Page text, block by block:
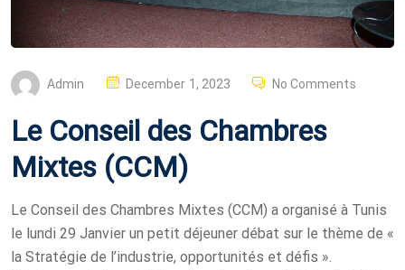
Admin
P
S
E
December 1, 2023 No Comments
Le Conseil des Chambres
Mixtes (CCM)
Le Conseil des Chambres Mixtes (CCM) a organisé à Tunis
le lundi 29 Janvier un petit déjeuner débat sur le thème de «
la Stratégie de l’industrie, opportunités et défis ».